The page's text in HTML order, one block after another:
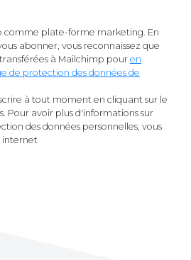
comme plate-forme marketing. En
abonner, vous reconnaissez que
à Mailchimp pour en
de protection des données de
à tout moment en cliquant sur le
Pour avoir plus d'informations sur
des données personnelles, vous
internet